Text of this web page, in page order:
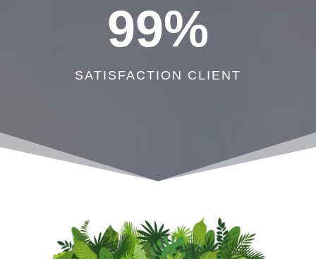
99%
SATISFACTION CLIENT